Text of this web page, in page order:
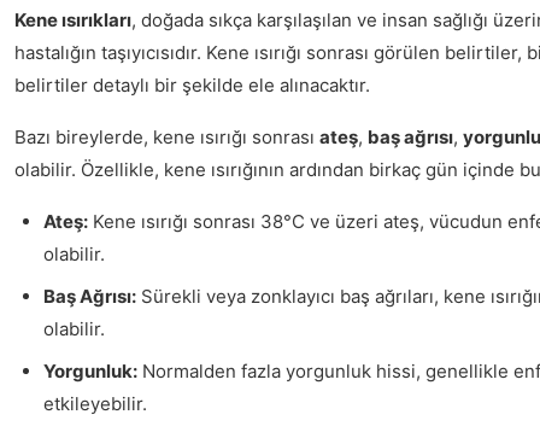
Kene ısırıkları, doğada sıkça karşılaşılan ve insan sağlığı
hastalığın taşıyıcısıdır. Kene ısırığı sonrası görülen
belirtiler detaylı bir şekilde ele alınacaktır.
Bazı bireylerde, kene ısırığı sonrası ateş, baş ağrısı,
olabilir. Özellikle, kene ısırığının ardından birkaç gün
Ateş: Kene ısırığı sonrası 38°C ve üzeri ateş, vücudun
olabilir.
Baş Ağrısı: Sürekli veya zonklayıcı baş ağrıları, kene
olabilir.
Yorgunluk: Normalden fazla yorgunluk hissi, genellikle
etkileyebilir.